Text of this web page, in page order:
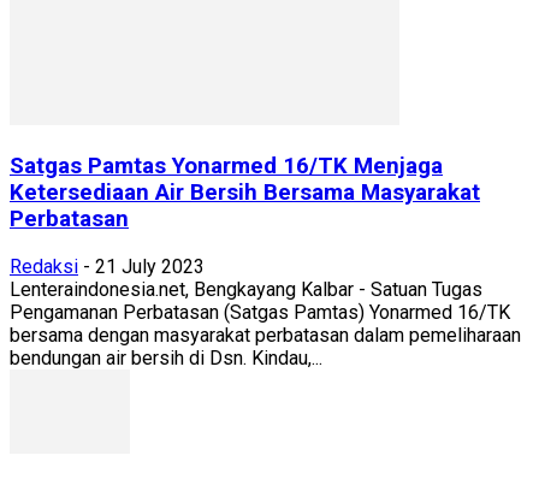
Satgas Pamtas Yonarmed 16/TK Menjaga
Ketersediaan Air Bersih Bersama Masyarakat
Perbatasan
Redaksi - 21 July 2023
Lenteraindonesia.net, Bengkayang Kalbar - Satuan Tugas
Pengamanan Perbatasan (Satgas Pamtas) Yonarmed 16/TK
bersama dengan masyarakat perbatasan dalam pemeliharaan
bendungan air bersih di Dsn. Kindau,...